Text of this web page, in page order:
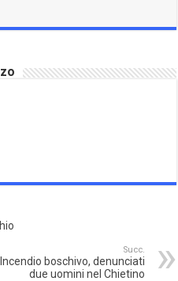
Succ.
Incendio boschivo, denunciati
due uomini nel Chietino